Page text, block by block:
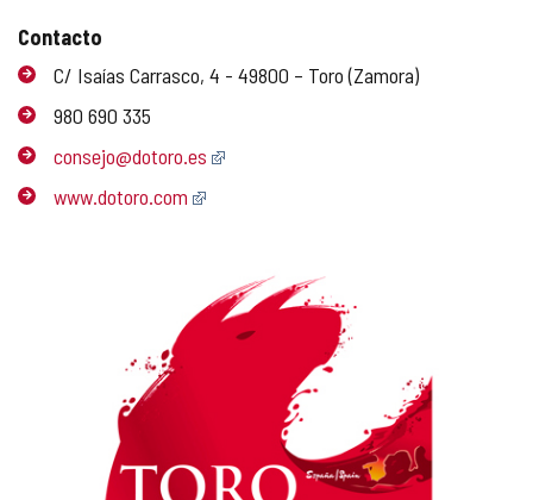
Contacto
C/ Isaías Carrasco, 4 - 49800 – Toro (Zamora)
980 690 335
consejo@dotoro.es
www.dotoro.com
IMÁGENES